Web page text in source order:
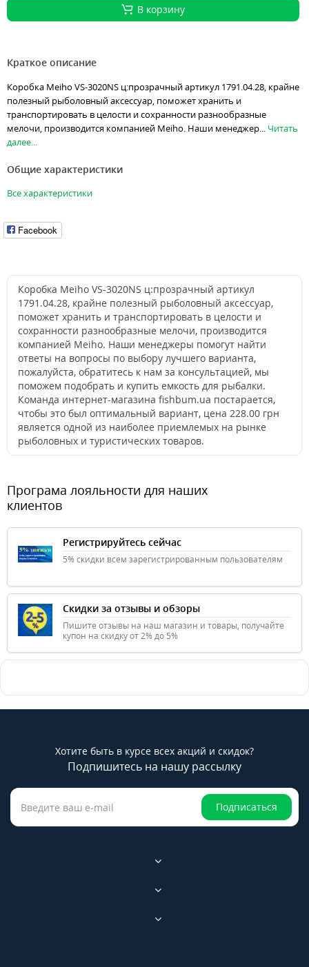
В корзину
Краткое описание
Коробка Meiho VS-3020NS ц:прозрачный артикул 1791.04.28, крайне
полезный рыболовный аксессуар, поможет хранить и
транспортировать в целости и сохранности разнообразные
мелочи, производится компанией Meiho. Наши менеджер... Читать
далее...
Общие характеристики
Все характеристики
Facebook
Коробка Meiho VS-3020NS ц:прозрачный артикул
1791.04.28, крайне полезный рыболовный аксессуар,
поможет хранить и транспортировать в целости и
сохранности разнообразные мелочи, производится
компанией Meiho. Наши менеджеры помогут найти
ответы на вопросы по выбору лучшего варианта,
пожалуйста, обратитесь к нам за консультацией, мы
поможем подобрать и купить емкость для рыбалки.
Команда интернет-магазина fishbum.ua постарается,
чтобы это был оптимальный вариант, цена 228.00 грн
является одной из наиболее приемлемых на рынке
рыболовных и туристических товаров.
Програма лояльности для наших
клиентов
Регистрируйтесь сейчас
5% скидки всем зарегистрированным пользователям
Скидки за отзывы и обзоры
Пишите отзывы на наш магазин и товары, получайте
купон на скидку от 2% до 5%
Хотите быть в курсе всех акций и скидок?
Подпишитесь на нашу рассылку
Подписаться